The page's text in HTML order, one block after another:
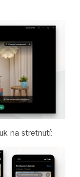
na stretnutí: